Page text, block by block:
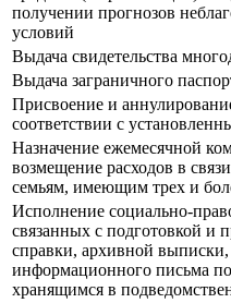
получении прогнозов
условий
Выдача свидетельства
Выдача заграничного
Присвоение и
соответствии с
Назначение ежемесячной
возмещение расходов в
семьям, имеющим трех и
Исполнение социально-
связанных с подготовкой и
справки, архивной
информационного письма
хранящимся в